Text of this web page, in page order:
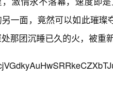
一面，竟然可以如此璀
那团沉睡已久的火，被重